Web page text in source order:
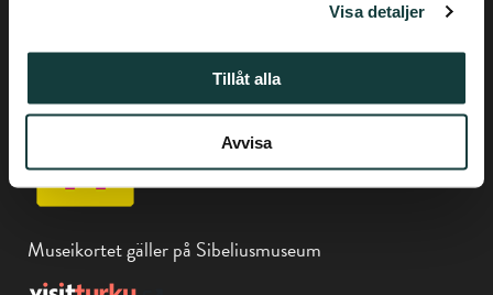
Visa detaljer
Tillåt alla
Avvisa
Tfn +358-(0) 50 337 6906
Biskopsgatan 17, Åbo
Museikortet gäller på Sibeliusmuseum